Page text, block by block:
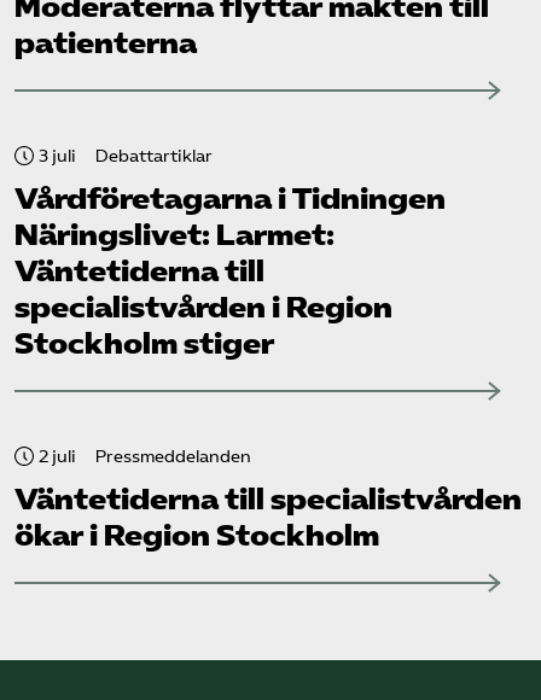
patienterna
3 juli Debattartiklar
Vård­företagarna i Tidningen
Näringslivet: Larmet:
Väntetiderna till
specialistvården i Region
Stockholm stiger
2 juli Pressmeddelanden
Väntetiderna till specialistvården
ökar i Region Stockholm